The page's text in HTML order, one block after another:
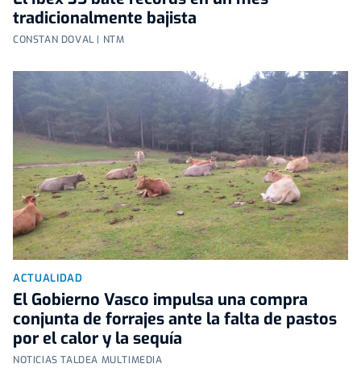
tradicionalmente bajista
CONSTAN DOVAL | NTM
ACTUALIDAD
El Gobierno Vasco impulsa una compra
conjunta de forrajes ante la falta de pastos
por el calor y la sequía
NOTICIAS TALDEA MULTIMEDIA